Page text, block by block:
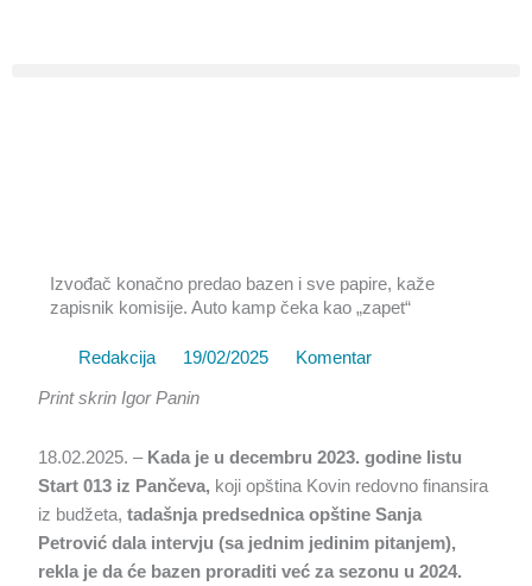
Izvođač konačno predao bazen i sve papire, kaže
zapisnik komisije. Auto kamp čeka kao „zapet“
Redakcija 19/02/2025 Komentar
Print skrin Igor Panin
18.02.2025. – Kada je u decembru 2023. godine listu
Start 013 iz Pančeva, koji opština Kovin redovno finansira
iz budžeta,tadašnja predsednica opštine Sanja
Petrović dala intervju (sa jednim jedinim pitanjem),
rekla je da će bazen proraditi već za sezonu u 2024.